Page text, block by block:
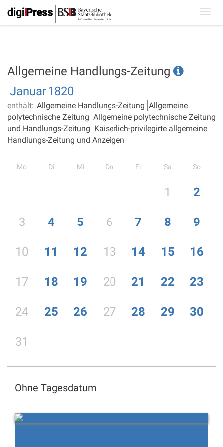
Allgemeine Handlungs-Zeitung
Januar1820
enthält: Allgemeine Handlungs-Zeitung Allgemeine
polytechnische Zeitung Allgemeine polytechnische Zeitung
und Handlungs-Zeitung Kaiserlich-privilegirte allgemeine
Handlungs-Zeitung und Anzeigen
Mo Di Mi Do Fr Sa So
1 2
3 4 5 6 7 8 9
10 11 12 13 14 15 16
17 18 19 20 21 22 23
24 25 26 27 28 29 30
31
Ohne Tagesdatum